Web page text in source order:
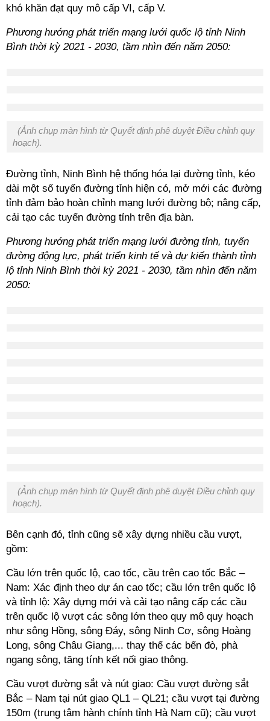
khó khăn đạt quy mô cấp VI, cấp V.
Phương hướng phát triển mạng lưới quốc lộ tỉnh Ninh
Bình thời kỳ 2021 - 2030, tầm nhìn đến năm 2050:
(Ảnh chụp màn hình từ Quyết định phê duyệt Điều chỉnh quy
hoạch).
Đường tỉnh, Ninh Bình hệ thống hóa lại đường tỉnh, kéo
dài một số tuyến đường tỉnh hiện có, mở mới các đường
tỉnh đảm bảo hoàn chỉnh mạng lưới đường bộ; nâng cấp,
cải tạo các tuyến đường tỉnh trên địa bàn.
Phương hướng phát triển mạng lưới đường tỉnh, tuyến
đường động lực, phát triển kinh tế và dự kiến thành tỉnh
lộ tỉnh Ninh Bình thời kỳ 2021 - 2030, tầm nhìn đến năm
2050:
(Ảnh chụp màn hình từ Quyết định phê duyệt Điều chỉnh quy
hoạch).
Bên cạnh đó, tỉnh cũng sẽ xây dựng nhiều cầu vượt,
gồm:
Cầu lớn trên quốc lộ, cao tốc, cầu trên cao tốc Bắc –
Nam: Xác định theo dự án cao tốc; cầu lớn trên quốc lộ
và tỉnh lộ: Xây dựng mới và cải tạo nâng cấp các cầu
trên quốc lộ vượt các sông lớn theo quy mô quy hoạch
như sông Hồng, sông Đáy, sông Ninh Cơ, sông Hoàng
Long, sông Châu Giang,... thay thế các bến đò, phà
ngang sông, tăng tính kết nối giao thông.
Cầu vượt đường sắt và nút giao: Cầu vượt đường sắt
Bắc – Nam tại nút giao QL1 – QL21; cầu vượt tại đường
150m (trung tâm hành chính tỉnh Hà Nam cũ); cầu vượt